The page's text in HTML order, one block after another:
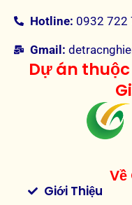
Hotline: 0932 722
Gmail:
Dự án
Về
Giới Thiệu